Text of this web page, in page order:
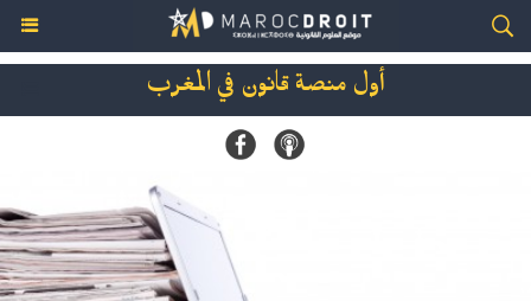
أول منصة قانون في المغرب